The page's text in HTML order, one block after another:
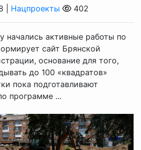
| Нацпроекты 402
начались активные работы по
сайт Брянской
основание для того,
до 100 «квадратов»
пока подготавливают
программе ...